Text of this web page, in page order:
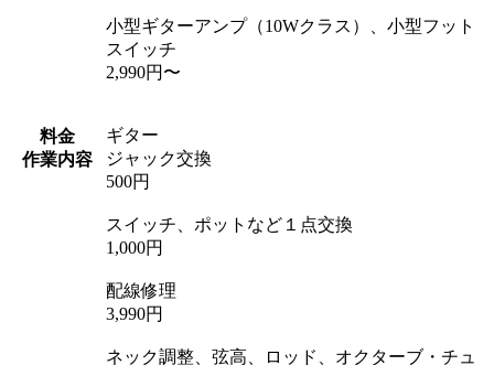
料金
作業内容
小型ギターアンプ（10Wクラス）、小型フット
スイッチ
2,990円〜
ギター
ジャック交換
500円
スイッチ、ポットなど１点交換
1,000円
配線修理
3,990円
ネック調整、弦高、ロッド、オクターブ・チュ